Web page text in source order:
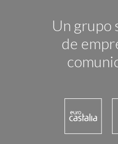
Un grupo
de